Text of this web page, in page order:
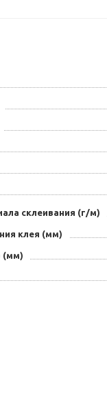
склеивания (г/м)
клея (мм)
(мм)